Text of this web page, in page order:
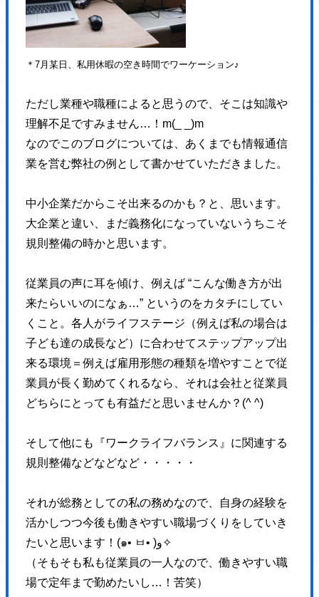
＊7月某日、私用休暇の空き時間でワーケーション♪
ただし業種や職種によると思うので、そこは知識や
理解不足ですみません…！m(_ _)m
なのでこのブログについては、あくまでも情報通信
業を営む弊社の例として書かせていただきました。
中小企業だからこそ出来るのかも？と、思います。
大企業と違い、まだ義務化になっていないうちこそ
規則整備の時かと思います。
従業員の声に耳を傾け、例えば “こんな働き方が出
来たらいいのになぁ…” というのをカタチにしてい
くこと。各人がライフステージ（例えば私の場合は
子ども達の成長など）に合わせてステップアップ出
来る環境＝例えば雇用形態の種類を増やすことで従
業員が長く勤めてくれるなら、それは会社と従業員
どちらにとっても有益だと思いませんか？(^ ^)
そして他にも『ワークライフバランス』に関連する
規則整備などなどなど・・・・・
それが総務としての私の務めなので、自身の経験を
活かしつつ今後も働きやすい職場づくりをしていき
たいと思います！(๑• ㅂ• )و✧
（そもそも私も従業員の一人なので、働きやすい職
場で定年まで勤めたいし…！苦笑）
<meta property="og:image:width" content="725" />
<meta property="og:image:height" content="1024" />
<meta property="og:locale" content="ja_JP" />
<meta name="twitter:image" content="https://hajimecreate.com/wp-
<meta name="twitter:card" content="summary_large_image" />
<!-- End Jetpack Open Graph Tags -->
<link href="https://hajimecreate.com/wp-content/themes/wp-
</head>
<body>
<div id="loading"></div>
<a href="#page" class="pageTop inPageLinks">
<svg>
<use xlink:href="https://hajimecreate.com/wp-content/themes/wp-
</svg>
</div>
<div id="page"></div>
<div class="container-main">
<header class="header">
</div>
<p class="header-logo">
<svg>
<use xlink:href="https://hajimecreate.com/wp-content/themes/wp-
</svg>